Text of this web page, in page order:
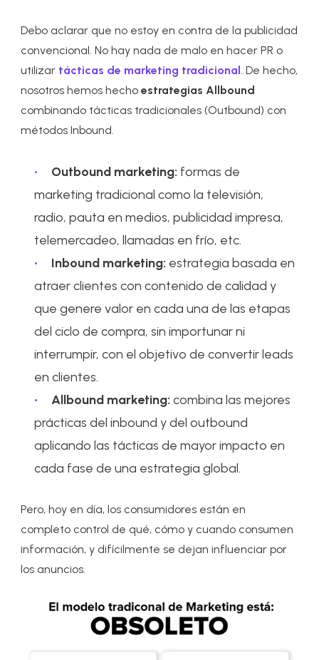
Debo aclarar que no estoy en contra de la publicidad
convencional. No hay nada de malo en hacer PR o
utilizar tácticas de marketing tradicional. De hecho,
nosotros hemos hechoestrategias Allbound
combinando tácticas tradicionales (Outbound) con
métodos Inbound.
Outbound marketing: formas de
marketing tradicional como la televisión,
radio, pauta en medios, publicidad impresa,
telemercadeo, llamadas en frío, etc.
Inbound marketing: estrategia basada en
atraer clientes con contenido de calidad y
que genere valor en cada una de las etapas
del ciclo de compra, sin importunar ni
interrumpir, con el objetivo de convertir leads
en clientes.
Allbound marketing: combina las mejores
prácticas del inbound y del outbound
aplicando las tácticas de mayor impacto en
cada fase de una estrategia global.
Pero, hoy en día, los consumidores están en
completo control de qué, cómo y cuando consumen
información, y difícilmente se dejan influenciar por
los anuncios.